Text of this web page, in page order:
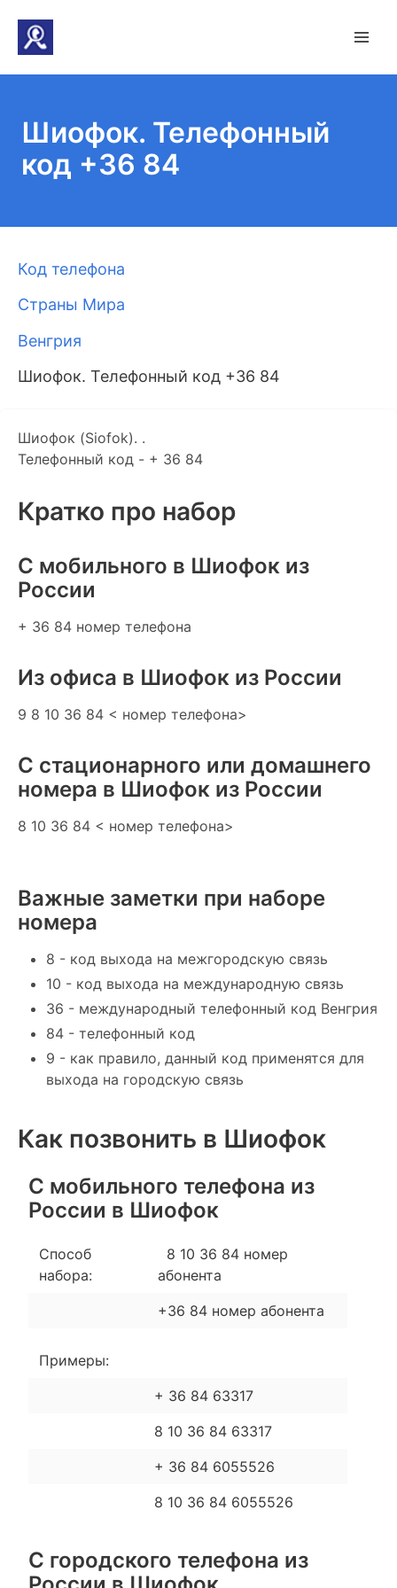
Шиофок. Телефонный
код +36 84
Код телефона
Страны Мира
Венгрия
Шиофок. Телефонный код +36 84
Шиофок (Siofok). .
Телефонный код - + 36 84
Кратко про набор
C мобильного в Шиофок из
России
+ 36 84 номер телефона
Из офиса в Шиофок из России
9 8 10 36 84 < номер телефона>
С стационарного или домашнего
номера в Шиофок из России
8 10 36 84 < номер телефона>
Важные заметки при наборе
номера
8 - код выхода на межгородскую связь
10 - код выхода на международную связь
36 - международный телефонный код Венгрия
84 - телефонный код
9 - как правило, данный код применятся для
выхода на городскую связь
Как позвонить в Шиофок
С мобильного телефона из
России в Шиофок
Способ
набора:
8 10 36 84 номер
абонента
+36 84 номер абонента
Примеры:
+ 36 84 63317
8 10 36 84 63317
+ 36 84 6055526
8 10 36 84 6055526
С городского телефона из